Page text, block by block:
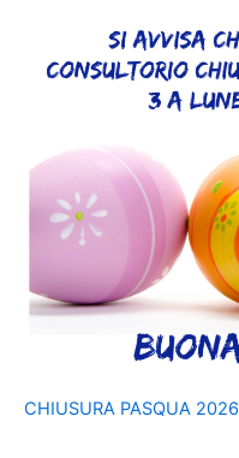
CHIUSURA PASQUA 2026